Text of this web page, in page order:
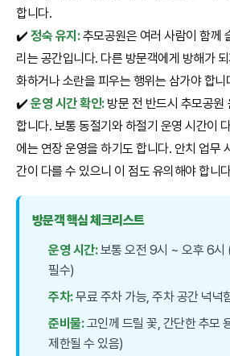
합니다.
✔️정숙 유지:추모공원은 여러 사람이 함께
리는 공간입니다. 다른 방문객에게 방해가
화하거나 소란을 피우는 행위는 삼가야 합니
✔️운영 시간 확인:방문 전 반드시 추모공원
합니다. 보통 동절기와 하절기 운영 시간이
에는 연장 운영을 하기도 합니다. 안치 업무
간이 다를 수 있으니 이 점도 유의해야 합니
방문객 핵심 체크리스트
운영 시간:보통 오전 9시 ~ 오후 6시
필수)
주차:무료 주차 가능, 주차 공간 넉넉
준비물:고인께 드릴 꽃, 간단한 추모
제한될 수 있음)